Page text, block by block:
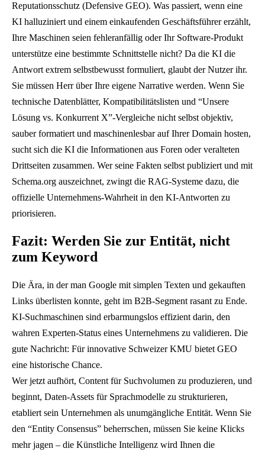
e
r
S
t
r
a
t
e
g
i
e
u
m
s
e
l
Reputationsschutz (Defensive GEO). Was passiert, wenn eine
KI halluziniert und einem einkaufenden Geschäftsführer erzählt,
Ihre Maschinen seien fehleranfällig oder Ihr Software-Produkt
unterstütze eine bestimmte Schnittstelle nicht? Da die KI die
Antwort extrem selbstbewusst formuliert, glaubt der Nutzer ihr.
Sie müssen Herr über Ihre eigene Narrative werden. Wenn Sie
technische Datenblätter, Kompatibilitätslisten und “Unsere
Lösung vs. Konkurrent X”-Vergleiche nicht selbst objektiv,
sauber formatiert und maschinenlesbar auf Ihrer Domain hosten,
sucht sich die KI die Informationen aus Foren oder veralteten
Drittseiten zusammen. Wer seine Fakten selbst publiziert und mit
Schema.org auszeichnet, zwingt die RAG-Systeme dazu, die
offizielle Unternehmens-Wahrheit in den KI-Antworten zu
priorisieren.
Fazit: Werden Sie zur Entität, nicht
zum Keyword
Die Ära, in der man Google mit simplen Texten und gekauften
Links überlisten konnte, geht im B2B-Segment rasant zu Ende.
KI-Suchmaschinen sind erbarmungslos effizient darin, den
wahren Experten-Status eines Unternehmens zu validieren. Die
gute Nachricht: Für innovative Schweizer KMU bietet GEO
eine historische Chance.
Wer jetzt aufhört, Content für Suchvolumen zu produzieren, und
beginnt, Daten-Assets für Sprachmodelle zu strukturieren,
etabliert sein Unternehmen als unumgängliche Entität. Wenn Sie
den “Entity Consensus” beherrschen, müssen Sie keine Klicks
mehr jagen – die Künstliche Intelligenz wird Ihnen die